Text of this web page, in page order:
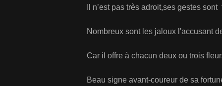
Il n’est pas très adroit,ses gestes
Nombreux sont les jaloux l'accusant
Car il offre à chacun deux ou trois
Beau signe avant-coureur de sa